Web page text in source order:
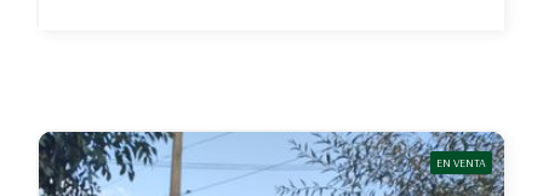
EN VENTA